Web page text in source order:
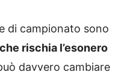
di campionato sono
rischia l’esonero
davvero cambiare